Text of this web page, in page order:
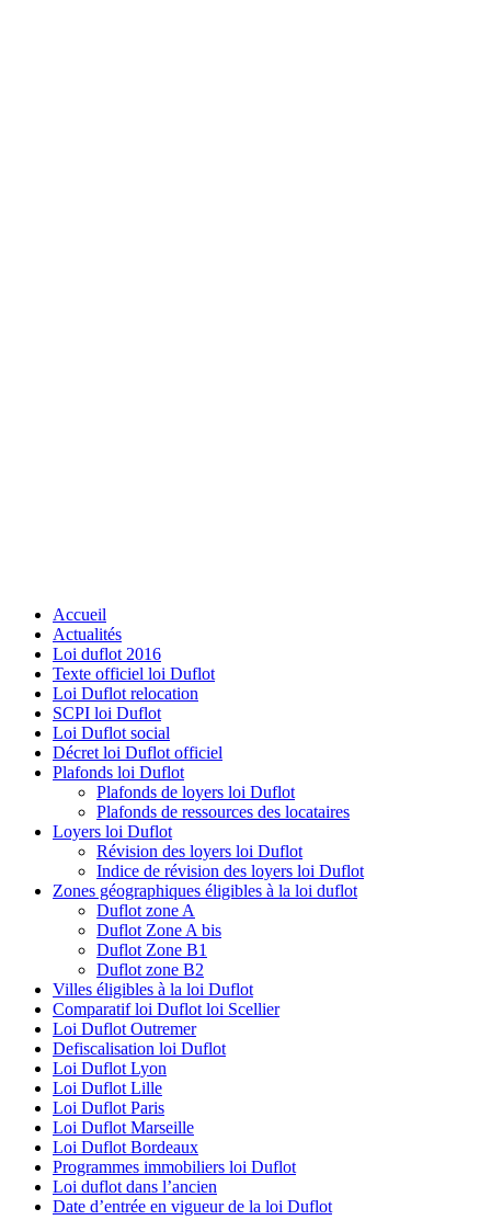
Accueil
Actualités
Loi duflot 2016
Texte officiel loi Duflot
Loi Duflot relocation
SCPI loi Duflot
Loi Duflot social
Décret loi Duflot officiel
Plafonds loi Duflot
Plafonds de loyers loi Duflot
Plafonds de ressources des locataires
Loyers loi Duflot
Révision des loyers loi Duflot
Indice de révision des loyers loi Duflot
Zones géographiques éligibles à la loi duflot
Duflot zone A
Duflot Zone A bis
Duflot Zone B1
Duflot zone B2
Villes éligibles à la loi Duflot
Comparatif loi Duflot loi Scellier
Loi Duflot Outremer
Defiscalisation loi Duflot
Loi Duflot Lyon
Loi Duflot Lille
Loi Duflot Paris
Loi Duflot Marseille
Loi Duflot Bordeaux
Programmes immobiliers loi Duflot
Loi duflot dans l’ancien
Date d’entrée en vigueur de la loi Duflot